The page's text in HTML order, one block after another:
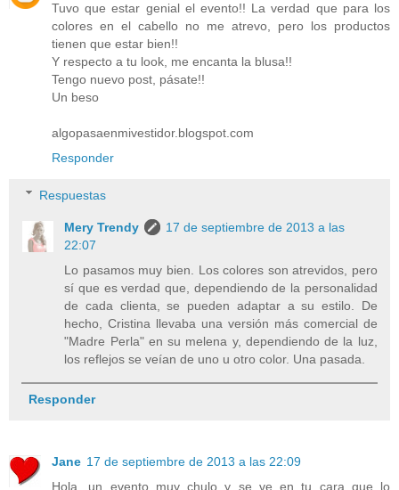
Tuvo que estar genial el evento!! La verdad que para los
colores en el cabello no me atrevo, pero los productos
tienen que estar bien!!
Y respecto a tu look, me encanta la blusa!!
Tengo nuevo post, pásate!!
Un beso
algopasaenmivestidor.blogspot.com
Responder
Respuestas
Mery Trendy
17 de septiembre de 2013 a las
22:07
Lo pasamos muy bien. Los colores son atrevidos, pero
sí que es verdad que, dependiendo de la personalidad
de cada clienta, se pueden adaptar a su estilo. De
hecho, Cristina llevaba una versión más comercial de
"Madre Perla" en su melena y, dependiendo de la luz,
los reflejos se veían de uno u otro color. Una pasada.
Responder
Jane 17 de septiembre de 2013 a las 22:09
Hola, un evento muy chulo y se ve en tu cara que lo